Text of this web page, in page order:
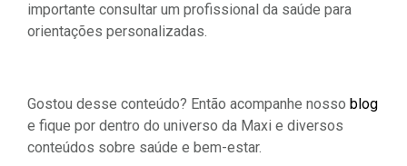
importante consultar um profissional da saúde para
orientações personalizadas.
Gostou desse conteúdo? Então acompanhe nosso blog
e fique por dentro do universo da Maxi e diversos
conteúdos sobre saúde e bem-estar.